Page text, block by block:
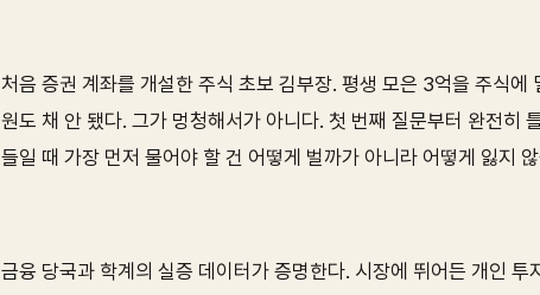
처음 증권 계좌를 개설한 주식 초보 김부장. 평생 모은 3억을 주식
원도 채 안 됐다. 그가 멍청해서가 아니다. 첫 번째 질문부터 완전히
들일 때 가장 먼저 물어야 할 건 어떻게 벌까가 아니라 어떻게 잃지
금융 당국과 학계의 실증 데이터가 증명한다. 시장에 뛰어든 개인